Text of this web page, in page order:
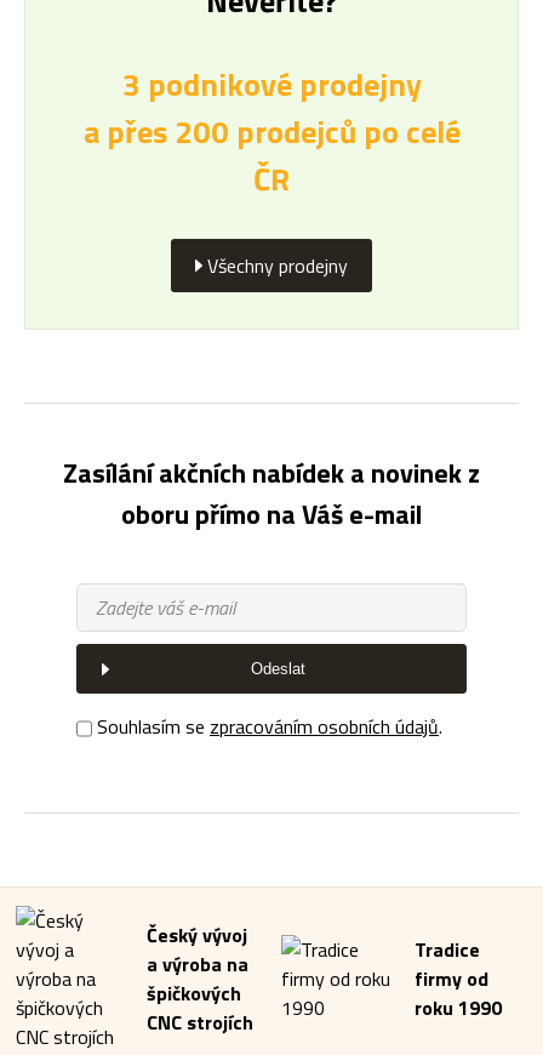
3 podnikové prodejny
a přes 200 prodejců po celé
ČR
Všechny prodejny
Zasílání akčních nabídek a novinek z
oboru přímo na Váš e-mail
Odeslat
Souhlasím se zpracováním osobních údajů.
Český vývoj
a výroba na
špičkových
CNC strojích
Tradice
firmy od
roku 1990